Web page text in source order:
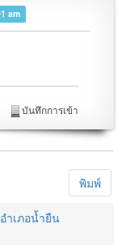
am
บันทึกการเข้า
พิมพ์
ำเภอน้ำยืน